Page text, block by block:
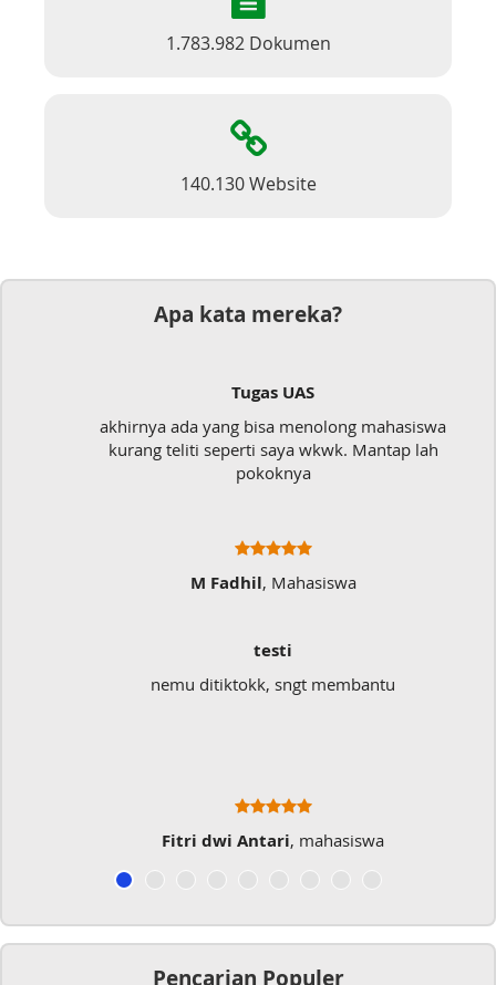
1.783.982 Dokumen
140.130 Website
Apa kata mereka?
Tugas UAS
akhirnya ada yang bisa menolong mahasiswa
kurang teliti seperti saya wkwk. Mantap lah
pokoknya
M Fadhil, Mahasiswa
testi
nemu ditiktokk, sngt membantu
Fitri dwi Antari, mahasiswa
Pencarian Populer